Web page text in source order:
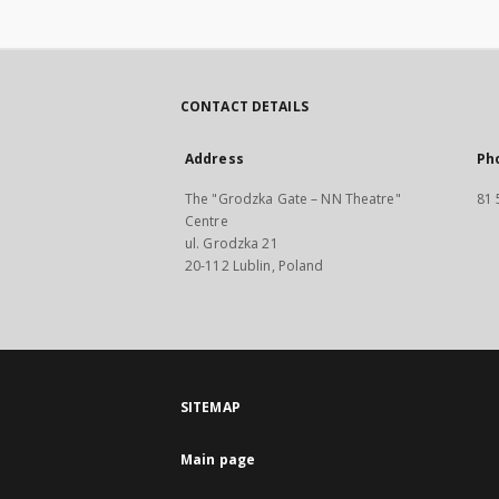
CONTACT DETAILS
Address
The "Grodzka Gate – NN Theatre"
Centre
ul. Grodzka 21
20-112 Lublin, Poland
81
SITEMAP
Main page